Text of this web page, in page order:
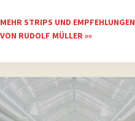
MEHR STRIPS UND EMPFEHLUNGEN
VON RUDOLF MÜLLER »»